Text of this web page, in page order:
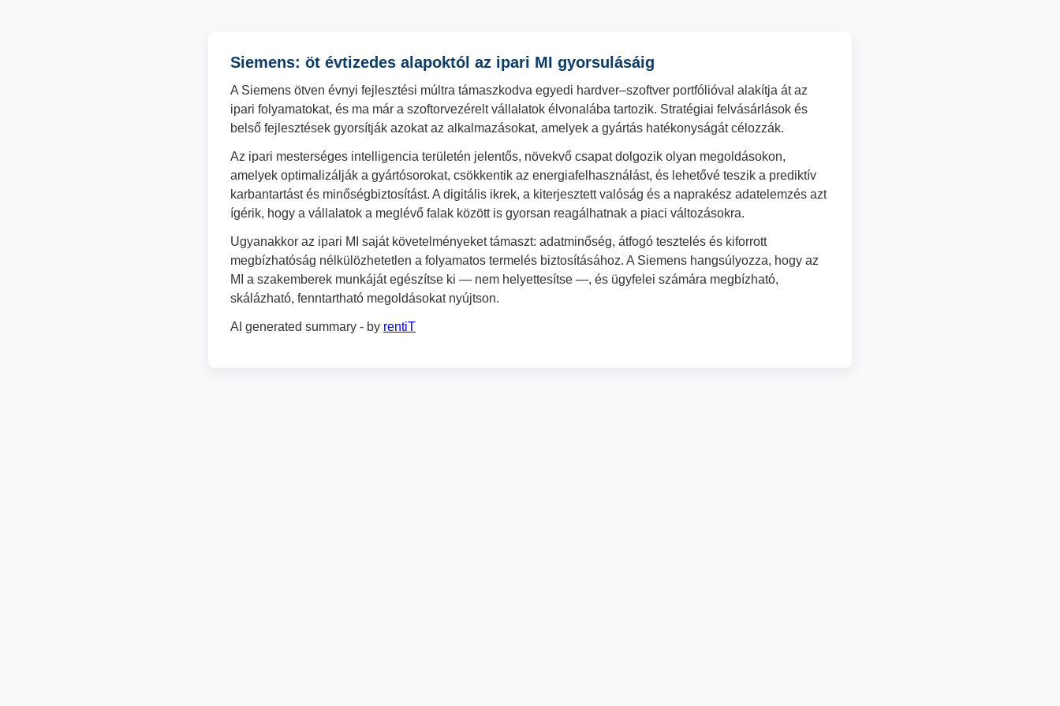
Siemens: öt évtizedes alapoktól az ipari MI gyorsulásáig
A Siemens ötven évnyi fejlesztési múltra támaszkodva egyedi hardver–szoftver portfólióval alakítja át az
ipari folyamatokat, és ma már a szoftorvezérelt vállalatok élvonalába tartozik. Stratégiai felvásárlások és
belső fejlesztések gyorsítják azokat az alkalmazásokat, amelyek a gyártás hatékonyságát célozzák.
Az ipari mesterséges intelligencia területén jelentős, növekvő csapat dolgozik olyan megoldásokon,
amelyek optimalizálják a gyártósorokat, csökkentik az energiafelhasználást, és lehetővé teszik a prediktív
karbantartást és minőségbiztosítást. A digitális ikrek, a kiterjesztett valóság és a naprakész adatelemzés azt
ígérik, hogy a vállalatok a meglévő falak között is gyorsan reagálhatnak a piaci változásokra.
Ugyanakkor az ipari MI saját követelményeket támaszt: adatminőség, átfogó tesztelés és kiforrott
megbízhatóság nélkülözhetetlen a folyamatos termelés biztosításához. A Siemens hangsúlyozza, hogy az
MI a szakemberek munkáját egészítse ki — nem helyettesítse —, és ügyfelei számára megbízható,
skálázható, fenntartható megoldásokat nyújtson.
AI generated summary - by rentiT